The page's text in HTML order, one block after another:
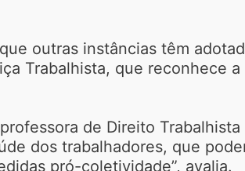
outras instâncias têm
Trabalhista, que reconhece a
de Direito Trabalhista
dos trabalhadores, que
pró-coletividade”, avalia.